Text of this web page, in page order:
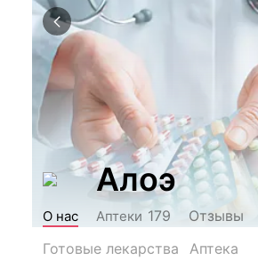
Алоэ
О нас Аптеки 179
Отзывы
Готовые лекарства
Аптека